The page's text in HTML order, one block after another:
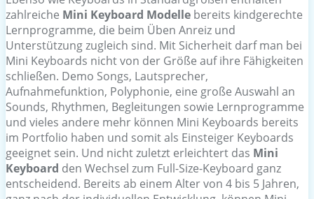
zahlreiche Mini Keyboard Modelle bereits kindgerechte
Lernprogramme, die beim Üben Anreiz und
Unterstützung zugleich sind. Mit Sicherheit darf man bei
Mini Keyboards nicht von der Größe auf ihre Fähigkeiten
schließen. Demo Songs, Lautsprecher,
Aufnahmefunktion, Polyphonie, eine große Auswahl an
Sounds, Rhythmen, Begleitungen sowie Lernprogramme
und vieles andere mehr können Mini Keyboards bereits
im Portfolio haben und somit als Einsteiger Keyboards
geeignet sein. Und nicht zuletzt erleichtert das Mini
Keyboard den Wechsel zum Full-Size-Keyboard ganz
entscheidend. Bereits ab einem Alter von 4 bis 5 Jahren,